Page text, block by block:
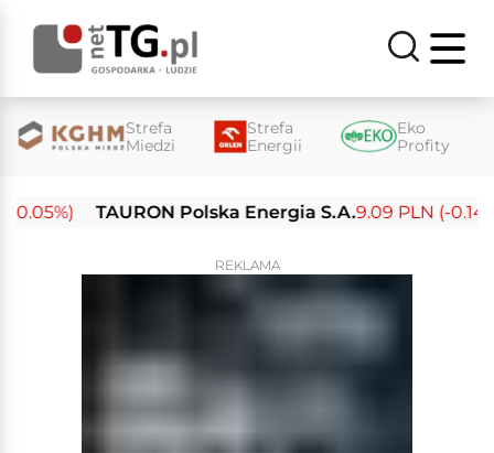
Strefa
Miedzi
Strefa
Energii
Eko
Profity
TAURON Polska Energia S.A.9.09 PLN (-0.14%)
REKLAMA